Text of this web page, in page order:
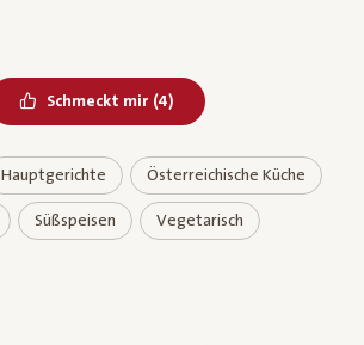
Schmeckt mir Bereits geliked
(4)
Hauptgerichte Österreichische Küche
Süßspeisen Vegetarisch